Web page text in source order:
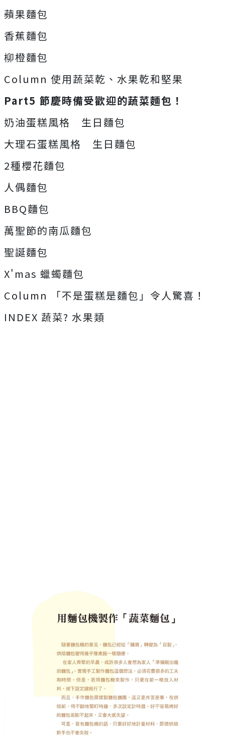
蘋果麵包
香蕉麵包
柳橙麵包
Column 使用蔬菜乾、水果乾和堅果
Part5 節慶時備受歡迎的蔬菜麵包！
奶油蛋糕風格 生日麵包
大理石蛋糕風格 生日麵包
2種櫻花麵包
人偶麵包
BBQ麵包
萬聖節的南瓜麵包
聖誕麵包
X'mas 蠟蠋麵包
Column 「不是蛋糕是麵包」令人驚喜！
INDEX 蔬菜? 水果類